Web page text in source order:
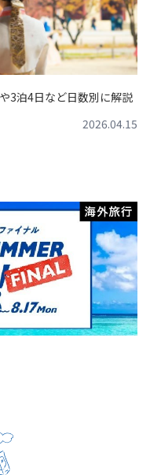
3泊4日など日数別に解説
2026.04.15